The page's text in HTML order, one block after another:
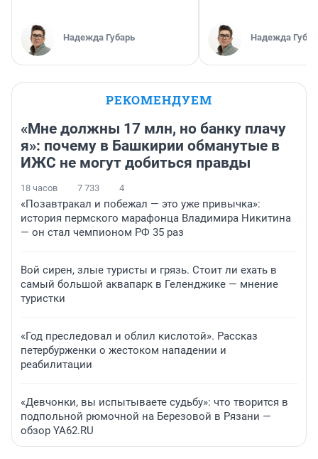
Надежда Губарь Надежда
РЕКОМЕНДУЕМ
«Мне должны 17 млн, но банку плачу
я»: почему в Башкирии обманутые в
ИЖС не могут добиться правды
18 часов 7 733 4
«Позавтракал и побежал — это уже привычка»:
история пермского марафонца Владимира Никитина
— он стал чемпионом РФ 35 раз
Вой сирен, злые туристы и грязь. Стоит ли ехать в
самый большой аквапарк в Геленджике — мнение
туристки
«Год преследовал и облил кислотой». Рассказ
петербурженки о жестоком нападении и
реабилитации
«Девчонки, вы испытываете судьбу»: что творится в
подпольной рюмочной на Березовой в Рязани —
обзор YA62.RU